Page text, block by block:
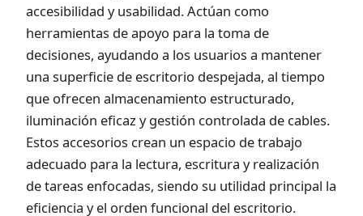
accesibilidad y usabilidad. Actúan como
herramientas de apoyo para la toma de
decisiones, ayudando a los usuarios a mantener
una superficie de escritorio despejada, al tiempo
que ofrecen almacenamiento estructurado,
iluminación eficaz y gestión controlada de cables.
Estos accesorios crean un espacio de trabajo
adecuado para la lectura, escritura y realización
de tareas enfocadas, siendo su utilidad principal la
eficiencia y el orden funcional del escritorio.